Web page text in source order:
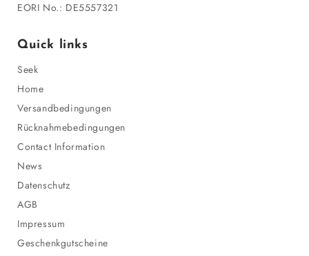
EORI No.: DE5557321
Quick links
Seek
Home
Versandbedingungen
Rücknahmebedingungen
Contact Information
News
Datenschutz
AGB
Impressum
Geschenkgutscheine